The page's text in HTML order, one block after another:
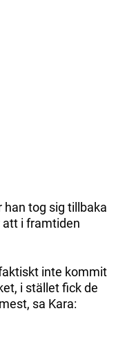
han tog sig tillbaka
att i framtiden
inte kommit
i stället fick de
sa Kara: